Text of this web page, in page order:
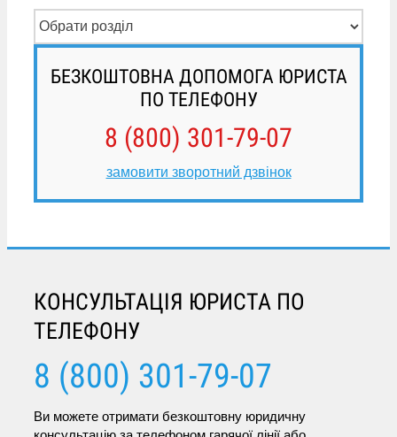
БЕЗКОШТОВНА ДОПОМОГА ЮРИСТА
ПО ТЕЛЕФОНУ
8 (800) 301-79-07
замовити зворотний дзвінок
КОНСУЛЬТАЦІЯ ЮРИСТА ПО
ТЕЛЕФОНУ
8 (800) 301-79-07
Ви можете отримати безкоштовну юридичну